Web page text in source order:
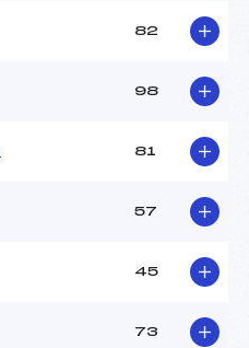
82
98
81
57
45
73